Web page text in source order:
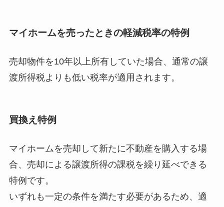
マイホームを売ったときの軽減税率の特例
売却物件を10年以上所有していた場合、通常の譲
渡所得税よりも低い税率が適用されます。
買換え特例
マイホームを売却して新たに不動産を購入する場
合、売却による譲渡所得の課税を繰り延べできる
特例です。
いずれも一定の条件を満たす必要があるため、適